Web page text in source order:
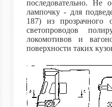
последовательно. Не
лампочку - для
187) из прозрачного
светопроводов
локомотивов и
поверхности таких